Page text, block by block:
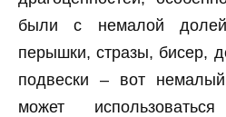
были с немалой
перышки, стразы, бисер,
подвески – вот
может